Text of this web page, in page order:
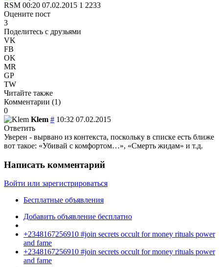
RSM 00:20 07.02.2015 1 2233
Оцените пост
3
Поделитесь с друзьями
VK
FB
OK
MR
GP
TW
Читайте также
Комментарии (1)
0
Klem # 10:32 07.02.2015
Ответить
Уверен - вырвано из контекста, поскольку в списке есть ближе
вот такое: «Убивай с комфортом…», «Смерть жидам» и т.д.
Написать комментарий
Войти или зарегистрироваться
Бесплатные объявления
Добавить объявление бесплатно
+2348167256910 #join secrets occult for money rituals power
and fame
+2348167256910 #join secrets occult for money rituals power
and fame